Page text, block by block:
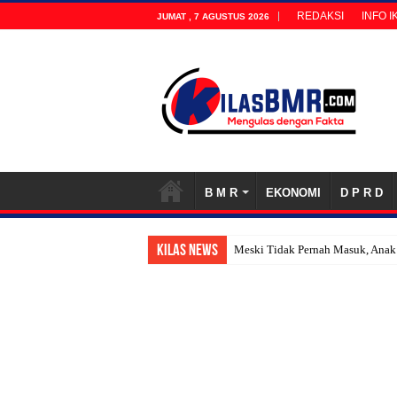
JUMAT , 7 AGUSTUS 2026 REDAKSI INFO
B M R EKONOMI D P R D
KILAS NEWS Bo